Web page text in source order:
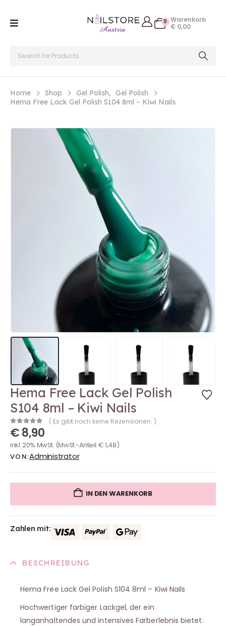
0 Warenkorb
€ 0,00
Home Shop Gel Polish, Gel Polish
Hema Free Lack Gel Polish S104 8ml – Kiwi Nails
Hema Free Lack Gel Polish
S104 8ml – Kiwi Nails
0out of 5
( Es gibt noch keine Rezensionen. )
€8,90
inkl. 20% MwSt. (MwSt.-Anteil:€1,48)
VON:Administrator
IN DEN WARENKORB
Zahlen mit:
BESCHREIBUNG
Hema Free Lack Gel Polish S104 8ml – Kiwi Nails
Hochwertiger farbiger Lackgel, der ein
langanhaltendes und intensives Farberlebnis bietet.